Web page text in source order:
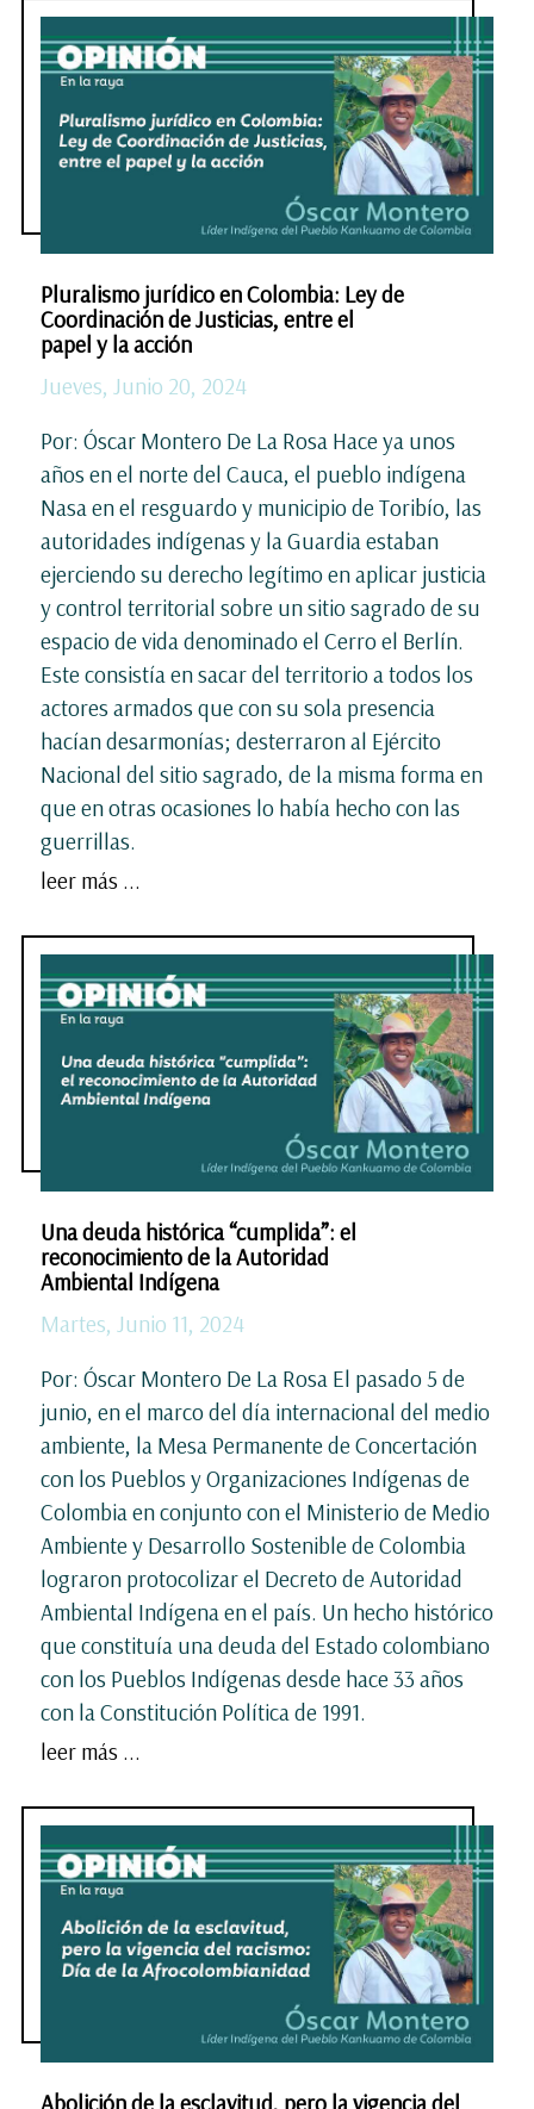
Pluralismo jurídico en Colombia: Ley de
Coordinación de Justicias, entre el
papel y la acción
Jueves, Junio 20, 2024
Por: Óscar Montero De La Rosa Hace ya unos
años en el norte del Cauca, el pueblo indígena
Nasa en el resguardo y municipio de Toribío, las
autoridades indígenas y la Guardia estaban
ejerciendo su derecho legítimo en aplicar justicia
y control territorial sobre un sitio sagrado de su
espacio de vida denominado el Cerro el Berlín.
Este consistía en sacar del territorio a todos los
actores armados que con su sola presencia
hacían desarmonías; desterraron al Ejército
Nacional del sitio sagrado, de la misma forma en
que en otras ocasiones lo había hecho con las
guerrillas.
leer más ...
Una deuda histórica “cumplida”: el
reconocimiento de la Autoridad
Ambiental Indígena
Martes, Junio 11, 2024
Por: Óscar Montero De La Rosa El pasado 5 de
junio, en el marco del día internacional del medio
ambiente, la Mesa Permanente de Concertación
con los Pueblos y Organizaciones Indígenas de
Colombia en conjunto con el Ministerio de Medio
Ambiente y Desarrollo Sostenible de Colombia
lograron protocolizar el Decreto de Autoridad
Ambiental Indígena en el país. Un hecho histórico
que constituía una deuda del Estado colombiano
con los Pueblos Indígenas desde hace 33 años
con la Constitución Política de 1991.
leer más ...
Abolición de la esclavitud, pero la vigencia del